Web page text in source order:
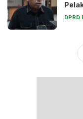
DPRD